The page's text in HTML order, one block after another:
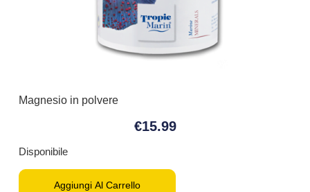
Magnesio in polvere
€15.99
Disponibile
Aggiungi Al Carrello